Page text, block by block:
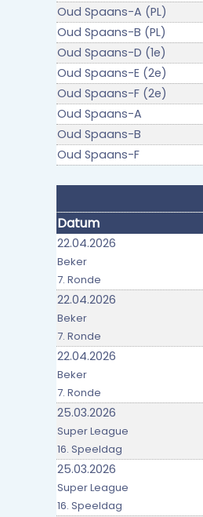
Oud Spaans-A (PL)
Oud Spaans-B (PL)
Oud Spaans-D (1e)
Oud Spaans-E (2e)
Oud Spaans-F (2e)
Oud Spaans-A
Oud Spaans-B
Oud Spaans-F
Datum
22.04.2026
Beker
7. Ronde
22.04.2026
Beker
7. Ronde
22.04.2026
Beker
7. Ronde
25.03.2026
Super League
16. Speeldag
25.03.2026
Super League
16. Speeldag